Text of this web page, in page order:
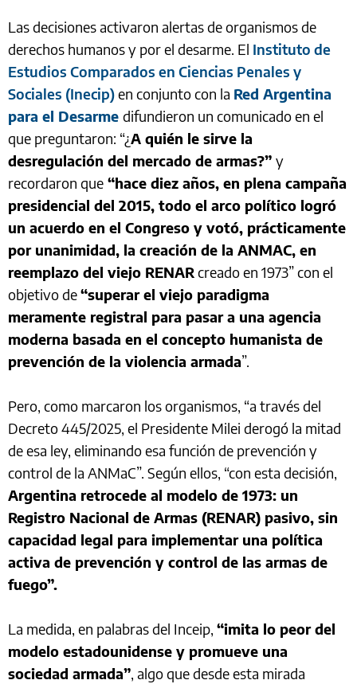
Las decisiones activaron alertas de organismos de
derechos humanos y por el desarme. El Instituto de
Estudios Comparados en Ciencias Penales y
Sociales (Inecip)en conjunto con la Red Argentina
para el Desarme difundieron un comunicado en el
que preguntaron: “¿A quién le sirve la
desregulación del mercado de armas?” y
recordaron que “hace diez años, en plena campaña
presidencial del 2015, todo el arco político logró
un acuerdo en el Congreso y votó, prácticamente
por unanimidad, la creación de la ANMAC, en
reemplazo del viejo RENARcreado en 1973” con el
objetivo de“superar el viejo paradigma
meramente registral para pasar a una agencia
moderna basada en el concepto humanista de
prevención de la violencia armada”.
Pero, como marcaron los organismos, “a través del
Decreto 445/2025, el Presidente Milei derogó la mitad
de esa ley, eliminando esa función de prevención y
control de la ANMaC”. Según ellos, “con esta decisión,
Argentina retrocede al modelo de 1973: un
Registro Nacional de Armas (RENAR) pasivo, sin
capacidad legal para implementar una política
activa de prevención y control de las armas de
fuego”.
La medida, en palabras del Inceip, “imita lo peor del
modelo estadounidense y promueve una
sociedad armada”, algo que desde esta mirada